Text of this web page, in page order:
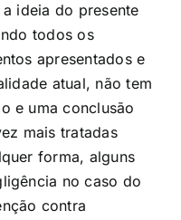
ideia do presente
todos os
apresentados e
atual, não tem
e uma conclusão
mais tratadas
forma, alguns
no caso do
contra